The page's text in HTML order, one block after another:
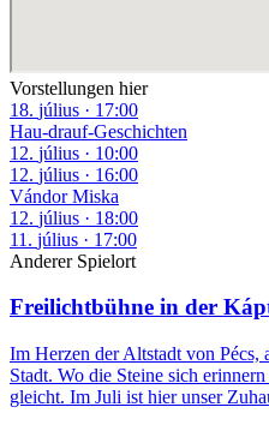
Vorstellungen hier
18. július · 17:00
Hau-drauf-Geschichten
12. július · 10:00
12. július · 16:00
Vándor Miska
12. július · 18:00
11 . július · 17:00
Anderer Spielort
Freilichtbühne in der
Im Herzen der Altstadt von Pécs,
Stadt. Wo die Steine sich
gleicht. Im Juli ist hier unser